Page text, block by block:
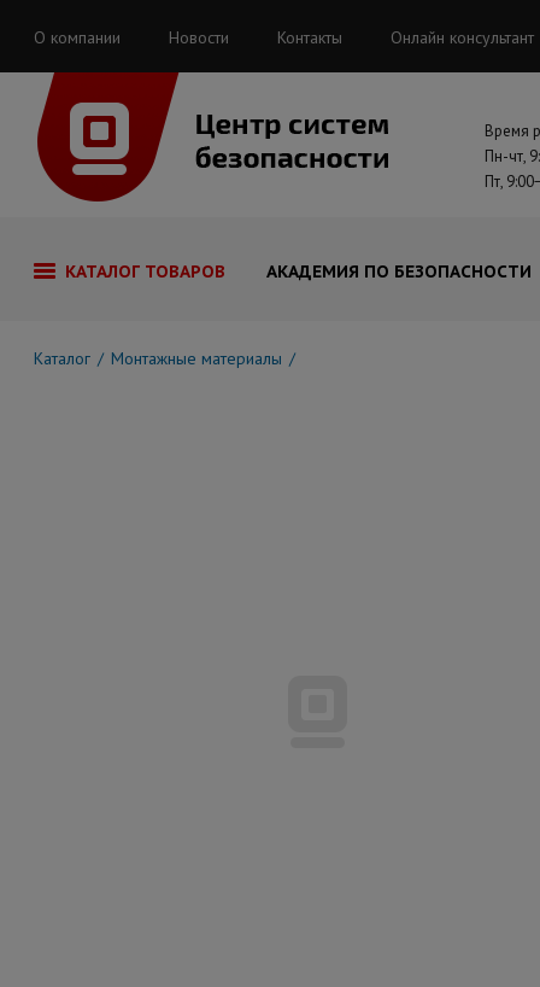
О компании Новости Контакты Онлайн консультант
Время
Пн-чт,
Пт,
КАТАЛОГ ТОВАРОВ АКАДЕМИЯ ПО БЕЗОПАСНОСТИ
Каталог Монтажные материалы